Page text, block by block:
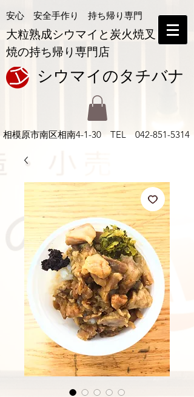
大粒熟成シウマイと炭火焼叉
焼の持ち帰り専門店
安心 安全手作り 持ち帰り専門
シウマイの​タチバナ
相模原市南区相南4-1-30 TEL 042-851-5314